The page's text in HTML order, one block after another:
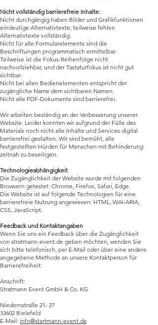
Nicht vollständig barrierefreie Inhalte:
Nicht durchgängig haben Bilder und Grafikfunktionen
eindeutige Alternativtexte; teilweise fehlen
Alternativtexte vollständig.
Nicht für alle Formularelemente sind die
Beschriftungen programmatisch ermittelbar.
Teilweise ist die Fokus-Reihenfolge nicht
nachvollziehbar, und der Tastaturfokus ist nicht gut
sichtbar.
Nicht bei allen Bedienelementen entspricht der
zugängliche Name dem sichtbaren Namen.
Nicht alle PDF-Dokumente sind barrierefrei.
Wir arbeiten beständig an der Verbesserung unserer
Website. Leider konnten wir aufgrund der Fülle des
Materials noch nicht alle Inhalte und Services digital
barrierefrei gestalten. Wir sind bemüht, alle
festgestellten Hürden für Menschen mit Behinderung
zeitnah zu beseitigen.
Technologieabhängigkeit
Die Zugänglichkeit der Website wurde mit folgenden
Browsern getestet: Chrome, Firefox, Safari, Edge.
Die Website ist auf folgende Technologien für eine
barrierefreie Nutzung angewiesen: HTML, WAI-ARIA,
CSS, JavaScript.
Feedback und Kontaktangaben
Wenn Sie uns ein Feedback über die Zugänglichkeit
von stratmann-event.de geben möchten, wenden Sie
sich bitte telefonisch, per E-Mail oder über eine andere
angegebene Methode an unsere Kontaktperson für
Barrierefreiheit:
Anschrift:
Stratmann Event GmbH & Co. KG
Niedernstraße 21- 27
33602 Bielefeld
E-Mail: info@startmann-event.de